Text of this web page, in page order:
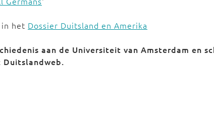
het Dossier Duitsland en Amerika
aan de Universiteit van Amsterdam en